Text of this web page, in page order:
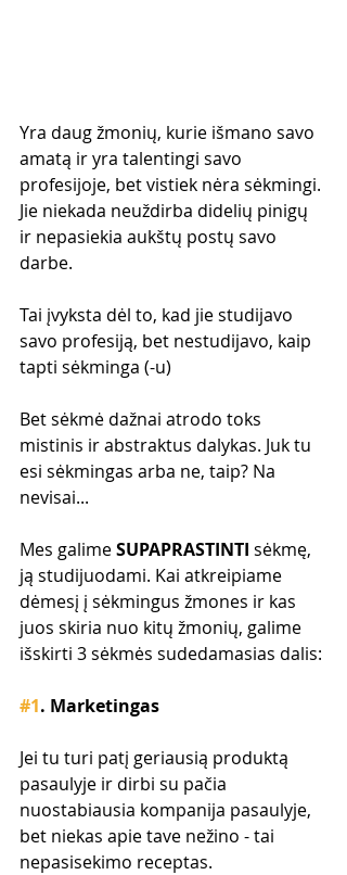
Yra daug žmonių, kurie išmano savo
amatą ir yra talentingi savo
profesijoje, bet vistiek nėra sėkmingi.
Jie niekada neuždirba didelių pinigų
ir nepasiekia aukštų postų savo
darbe.
Tai įvyksta dėl to, kad jie studijavo
savo profesiją, bet nestudijavo, kaip
tapti sėkminga (-u)
Bet sėkmė dažnai atrodo toks
mistinis ir abstraktus dalykas. Juk tu
esi sėkmingas arba ne, taip? Na
nevisai...
Mes galime SUPAPRASTINTI sėkmę,
ją studijuodami. Kai atkreipiame
dėmesį į sėkmingus žmones ir kas
juos skiria nuo kitų žmonių, galime
išskirti 3 sėkmės sudedamasias dalis:
#1. Marketingas
Jei tu turi patį geriausią produktą
pasaulyje ir dirbi su pačia
nuostabiausia kompanija pasaulyje,
bet niekas apie tave nežino - tai
nepasisekimo receptas.